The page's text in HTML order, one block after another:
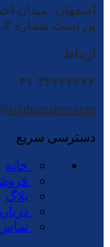
اصفهان، میدان
بن بست شماره ۲، فروشگاه بزرگ اصفهان تحریر
ارتباط:
۰۳۱-۳۲۲۲۲۲۲۲
دسترسی سریع
خانه
بلاگ
تماس